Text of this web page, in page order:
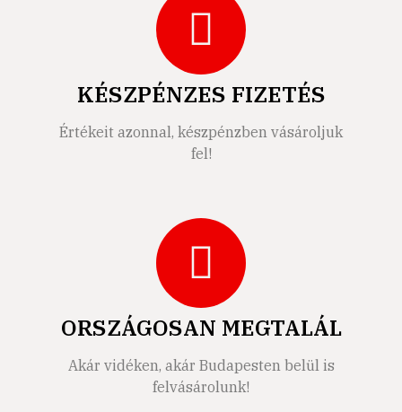
KÉSZPÉNZES FIZETÉS
Értékeit azonnal, készpénzben vásároljuk
fel!
ORSZÁGOSAN MEGTALÁL
Akár vidéken, akár Budapesten belül is
felvásárolunk!